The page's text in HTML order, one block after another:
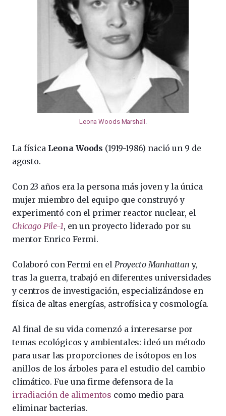
Leona Woods Marshall .
La físicaLeona Woods (1919-1986) nació un 9 de
agosto.
Con 23 años era la persona más joven y la única
mujer miembro del equipo que construyó y
experimentó con el primer reactor nuclear, el
Chicago Pile-1, en un proyecto liderado por su
mentor Enrico Fermi.
Colaboró con Fermi en el Proyecto Manhattany,
tras la guerra, trabajó en diferentes universidades
y centros de investigación, especializándose en
física de altas energías, astrofísica y cosmología.
Al final de su vida comenzó a interesarse por
temas ecológicos y ambientales: ideó un método
para usar las proporciones de isótopos en los
anillos de los árboles para el estudio del cambio
climático. Fue una firme defensora de la
irradiación de alimentos como medio para
eliminar bacterias.